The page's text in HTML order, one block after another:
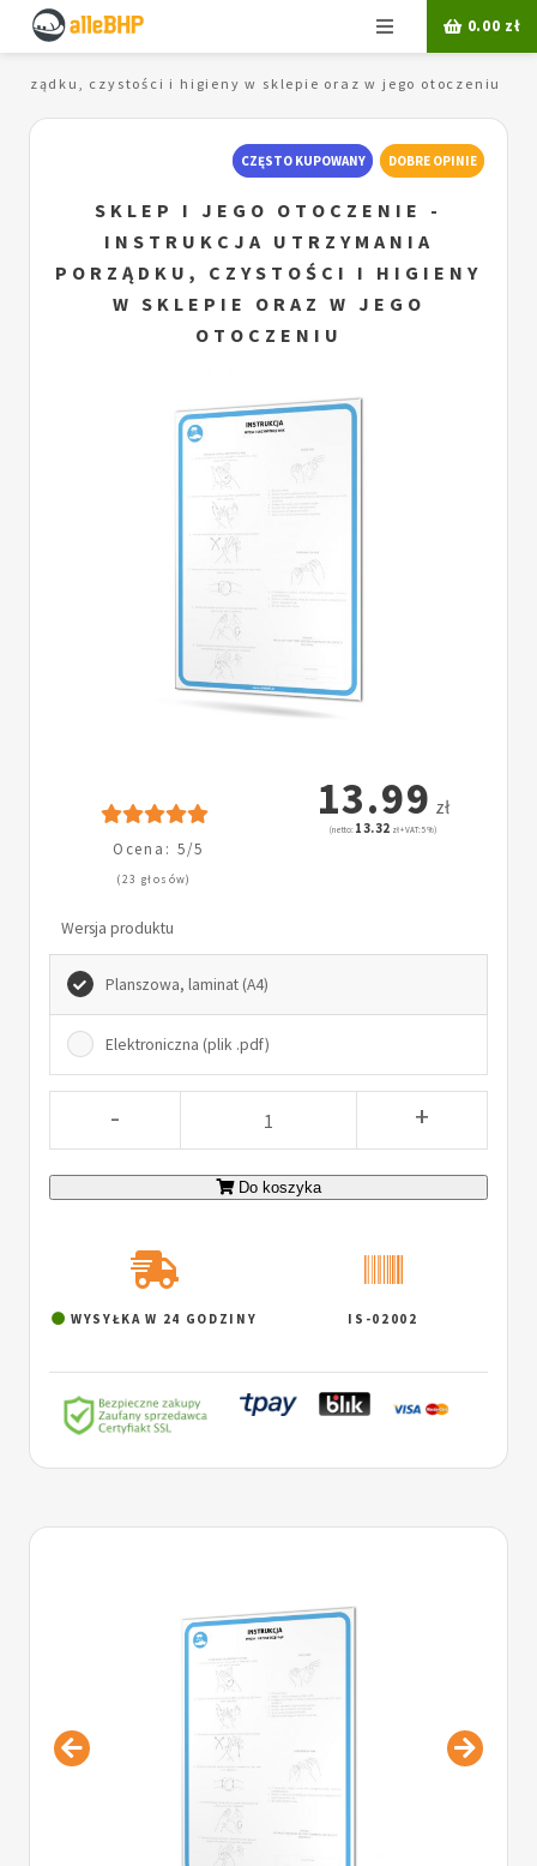
Menu 0.00 zł
czystości i higieny w sklepie oraz w jego otoczeniu
CZĘSTO KUPOWANY DOBRE OPINIE
SKLEP I JEGO OTOCZENIE -
INSTRUKCJA UTRZYMANIA
PORZĄDKU, CZYSTOŚCI I HIGIENY
W SKLEPIE ORAZ W JEGO
OTOCZENIU
Ocena: 5/5
(23 głosów)
13.99 zł
(netto: 13.32 zł + VAT: 5%)
Wersja produktu
Planszowa, laminat (A4)
Elektroniczna (plik .pdf)
- +
Do koszyka
WYSYŁKA W 24 GODZINY IS-02002